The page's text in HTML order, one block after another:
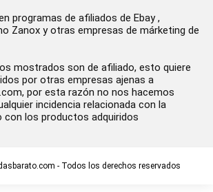
programas de afiliados de Ebay ,
Zanox y otras empresas de márketing de
mostrados son de afiliado, esto quiere
por otras empresas ajenas a
por esta razón no nos hacemos
incidencia relacionada con la
los productos adquiridos
- Todos los derechos reservados